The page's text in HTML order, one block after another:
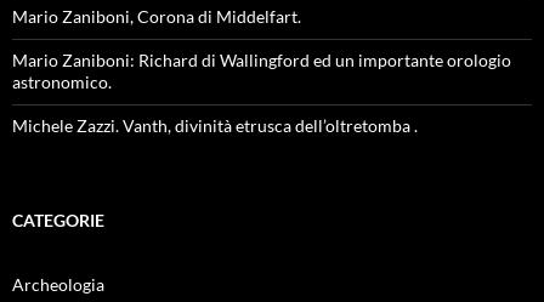
Mario Zaniboni, Corona di Middelfart.
Mario Zaniboni: Richard di Wallingford ed un importante orologio
astronomico.
Michele Zazzi. Vanth, divinità etrusca dell’oltretomba .
CATEGORIE
Archeologia